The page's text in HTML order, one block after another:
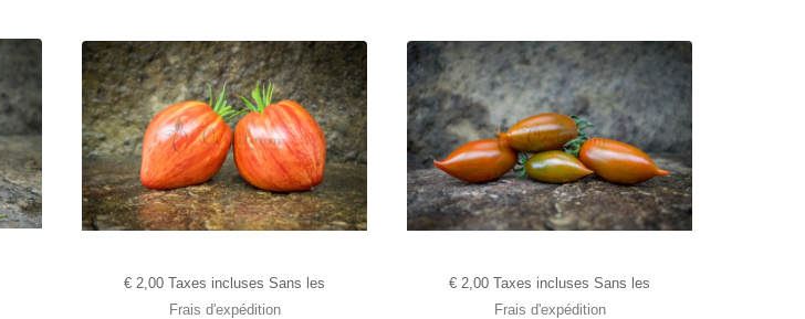
€ 2,00 Taxes incluses Sans les
Frais d'expédition
€ 2,00 Taxes incluses Sans les
Frais d'expédition